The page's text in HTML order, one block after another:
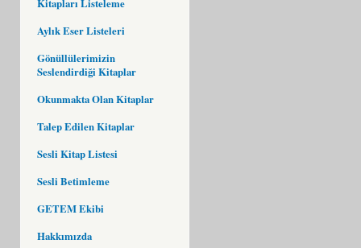
Kitapları Listeleme
Aylık Eser Listeleri
Gönüllülerimizin
Seslendirdiği Kitaplar
Okunmakta Olan Kitaplar
Talep Edilen Kitaplar
Sesli Kitap Listesi
Sesli Betimleme
GETEM Ekibi
Hakkımızda